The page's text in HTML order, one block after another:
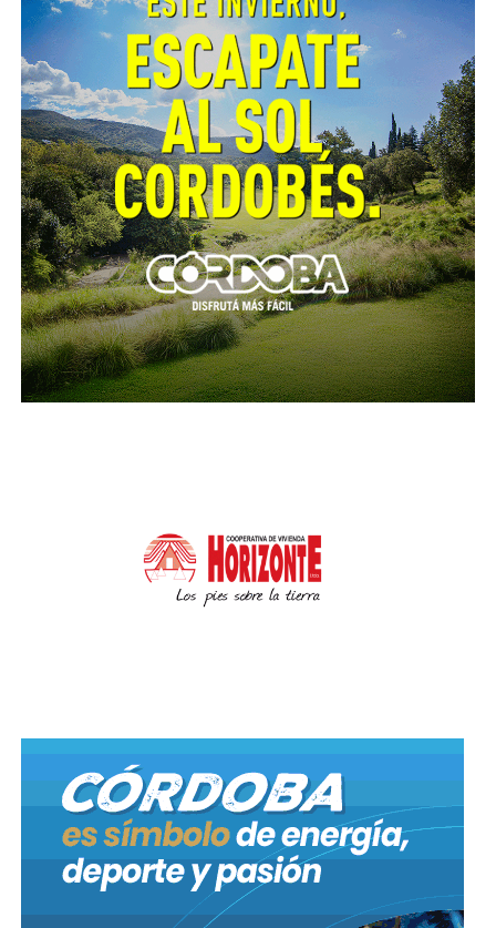
No utilizar placas radiográficas, lentes polarizados ni
lentes para sol de ninguna marca, aunque sean muy
oscuros, ya que no tienen la capacidad de retener las
radiaciones.
De no contar con los elementos adecuados para la
observación, es preferible observarlo a través de las
transmisiones en vivo por televisión o Internet.
Para consultar los puntos de encuentro para ver el
eclipse, con actividades organizadas por la Provincia
de Córdoba, el Observatorio Astronómico Córdoba,
Plaza Cielo Tierra y municipios del interior, ingresá
a:http://bit.ly/LugaresDeEncuentro